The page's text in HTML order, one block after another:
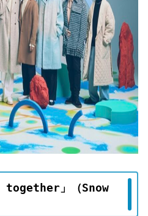
together」（Snow